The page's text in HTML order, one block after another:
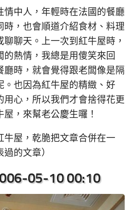
情中人，年輕時在法國的餐廳
時，也會順道介紹食材、料理
聊天。上一次到紅牛屋時，
的熱情，我總是用傻笑來回
廳時，就會覺得跟老闆像是隔
。也因為紅牛屋的精緻、好
用心，所以我們才會捨得花更
，來幫老公慶生囉！
牛屋，乾脆把文章合併在一
的文章）
05-10 00:10